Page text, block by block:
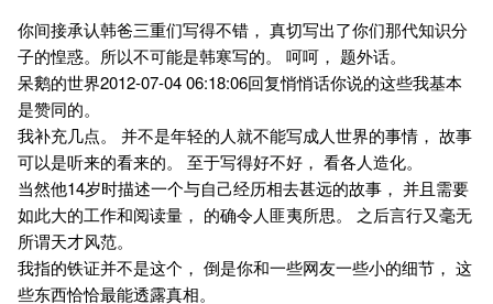
你间接承认韩爸三重们写得不错， 真切写出了你们那代知识分
子的惶惑。所以不可能是韩寒写的。 呵呵， 题外话。
呆鹅的世界2012-07-04 06:18:06回复悄悄话你说的这些我基本
是赞同的。
我补充几点。 并不是年轻的人就不能写成人世界的事情， 故事
可以是听来的看来的。 至于写得好不好， 看各人造化。
当然他14岁时描述一个与自己经历相去甚远的故事， 并且需要
如此大的工作和阅读量， 的确令人匪夷所思。 之后言行又毫无
所谓天才风范。
我指的铁证并不是这个， 倒是你和一些网友一些小的细节， 这
些东西恰恰最能透露真相。